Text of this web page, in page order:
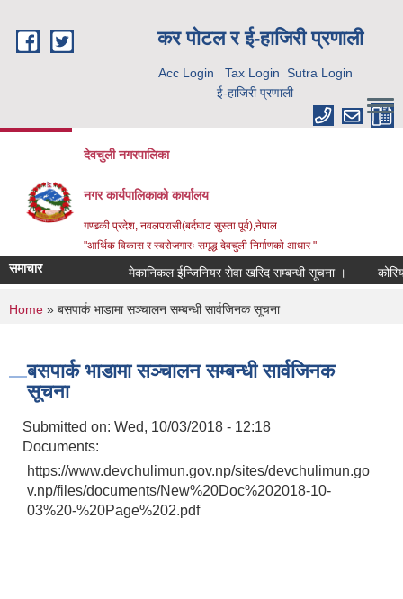
कर पाेटल र ई-हाजिरी प्रणाली
Acc Login Tax Login Sutra Login
ई-हाजिरी प्रणाली
देवचुली नगरपालिका
नगर कार्यपालिकाको कार्यालय
गण्डकी प्रदेश, नवलपरासी(बर्दघाट सुस्ता पूर्व),नेपाल
"आर्थिक विकास र स्वरोजगारः समृद्ध देवचुली निर्माणको आधार "
समाचार मेकानिकल ईन्जिनियर सेवा खरिद सम्बन्धी सूचना ।
You are here
Home » बसपार्क भाडामा सञ्चालन सम्बन्धी सार्वजिनक सूचना
बसपार्क भाडामा सञ्चालन सम्बन्धी सार्वजिनक
सूचना
Submitted on: Wed, 10/03/2018 - 12:18
Documents:
https://www.devchulimun.gov.np/sites/devchulimun.go
v.np/files/documents/New%20Doc%202018-10-
03%20-%20Page%202.pdf